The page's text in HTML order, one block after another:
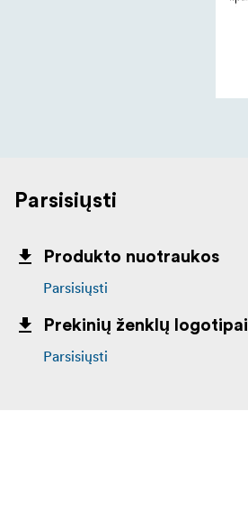
Parsisiųsti
Produkto nuotraukos
Parsisiųsti
Prekinių ženklų logotipai
Parsisiųsti